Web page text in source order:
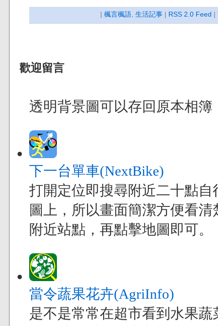
| 楓言楓語 生活記事 | RSS 2.0 Feed |
歡迎留言
透明背景圖可以存回原本相
下一台單車(NextBike)
打開定位即搜尋附近二十點
圖上，所以畫面簡潔方便看
附近站點，再點擊地圖即可。
當令蔬果花卉(AgriInfo)
是不是常常在超市看到水果